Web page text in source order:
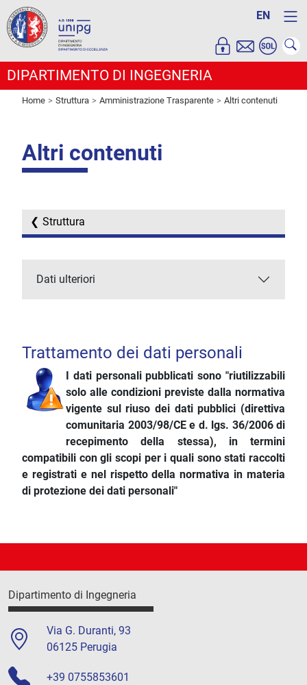
EN
DIPARTIMENTO DI INGEGNERIA
Home Struttura Amministrazione Trasparente Altri contenuti
Altri contenuti
Struttura
Dati ulteriori
Trattamento dei dati personali
I dati personali pubblicati sono "riutilizzabili
solo alle condizioni previste dalla normativa
vigente sul riuso dei dati pubblici (direttiva
comunitaria 2003/98/CE e d. lgs. 36/2006 di
recepimento della stessa), in termini
compatibili con gli scopi per i quali sono stati raccolti
e registrati e nel rispetto della normativa in materia
di protezione dei dati personali"
Dipartimento di Ingegneria
Via G. Duranti, 93
06125 Perugia
+39 0755853601